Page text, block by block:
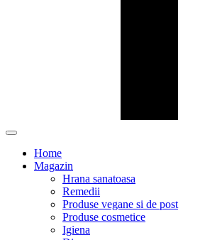
Home
Magazin
Hrana sanatoasa
Remedii
Produse vegane si de post
Produse cosmetice
Igiena